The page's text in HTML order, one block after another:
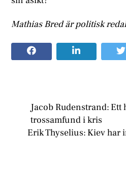
Mathias Bred är politisk
Jacob Rudenstrand:
trossamfund i kris
Erik Thyselius: Kiev har